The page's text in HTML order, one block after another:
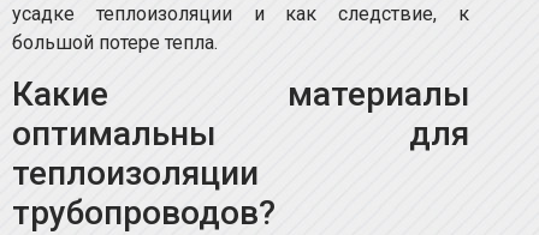
усадке теплоизоляции и как следствие, к
большой потере тепла.
Какие материалы
оптимальны для
теплоизоляции
трубопроводов?